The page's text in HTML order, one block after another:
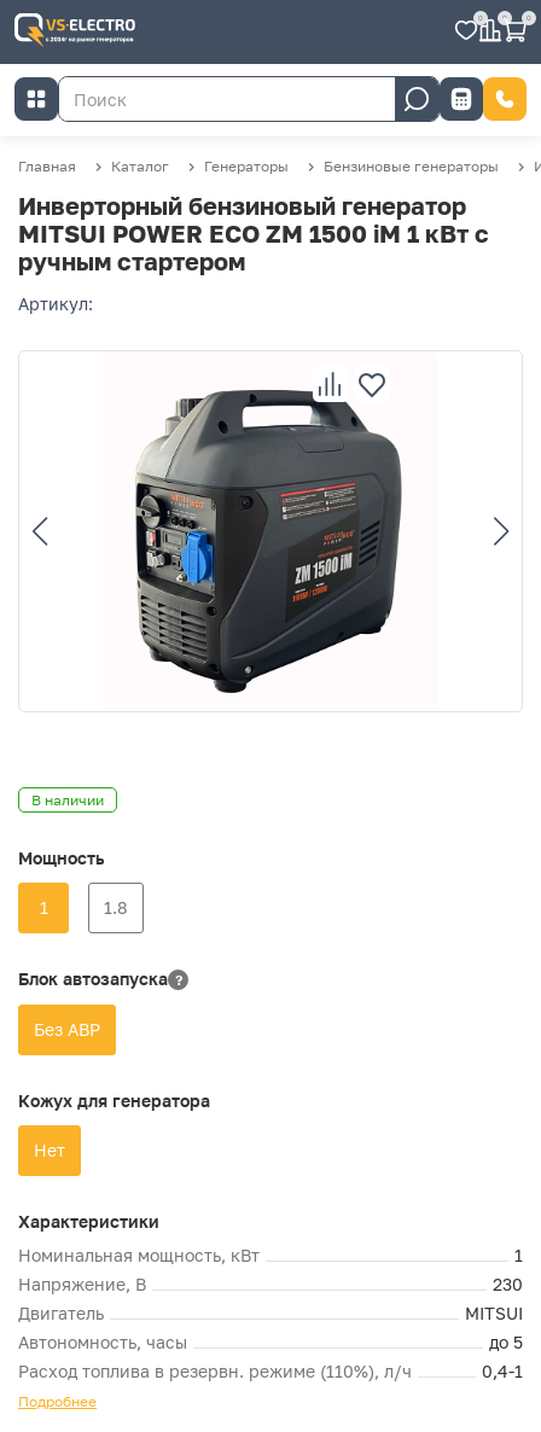
0 0 0
Главная Каталог Генераторы Бензиновые генераторы
Инверторный бензиновый генератор
MITSUI POWER ECO ZM 1500 iM 1 кВт с
ручным стартером
Артикул:
В наличии
Мощность
1 1.8
Блок автозапуска ?
Без АВР
Кожух для генератора
Нет
Характеристики
Номинальная мощность, кВт
1
Напряжение, В
230
Двигатель
MITSUI
Автономность, часы
до 5
Расход топлива в резервн. режиме (110%), л/ч
0,4-1
Подробнее